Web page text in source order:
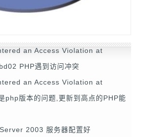
an Access Violation at
PHP遇到访问冲突
an Access Violation at
php版本的问题,更新到高点的PHP能
2003 服务器配置好